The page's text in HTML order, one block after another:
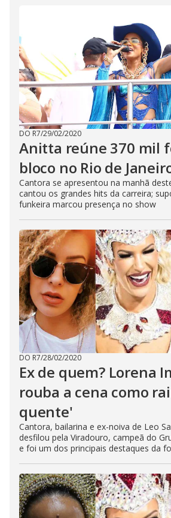
DO R7/29/02/2020
Anitta reúne 370 mil
bloco no Rio de
Cantora se apresentou na manhã
cantou os grandes hits da carreira;
funkeira marcou presença no show
DO R7/28/02/2020
Ex de quem? Lorena
rouba a cena como
quente'
Cantora, bailarina e ex-noiva de Leo
desfilou pela Viradouro, campeã do
e foi um dos principais destaques da